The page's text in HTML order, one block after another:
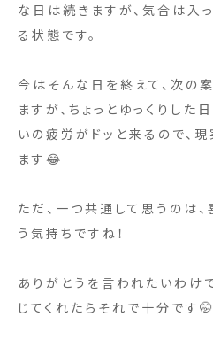
な日は続きますが、気合は入
る状態です。
今はそんな日を終えて、次の
ますが、ちょっとゆっくりした
いの疲労がドッと来るので、
ます😂
ただ、一つ共通して思うのは
う気持ちですね！
ありがとうを言われたいわけ
じてくれたらそれで十分です🤭